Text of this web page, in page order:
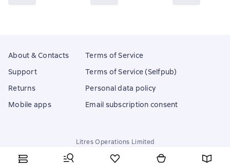
About & Contacts
Support
Returns
Mobile apps
Terms of Service
Terms of Service (Selfpub)
Personal data policy
Email subscription consent
Litres Operations Limited